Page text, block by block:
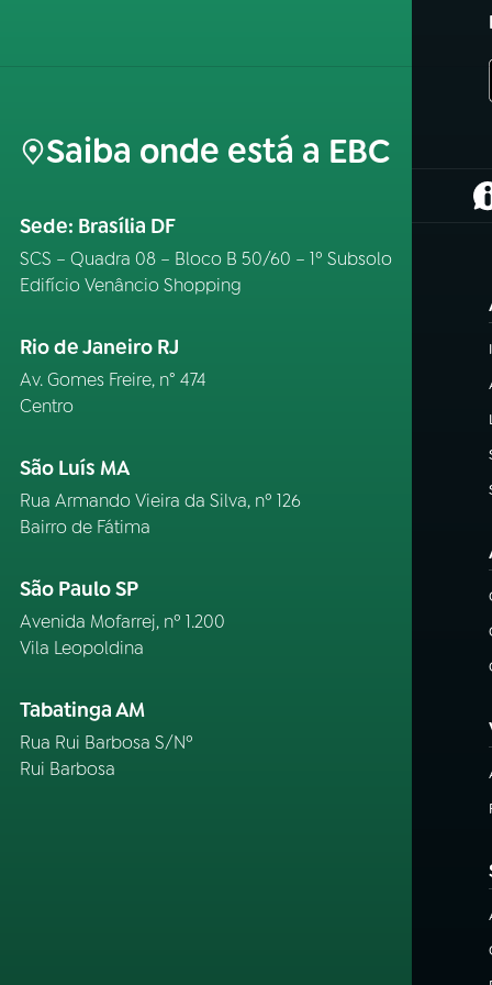
Saiba onde está a EBC
Sede: Brasília DF
SCS – Quadra 08 – Bloco B 50/60 – 1º Subsolo
Edifício Venâncio Shopping
Rio de Janeiro RJ
Av. Gomes Freire, n° 474
Centro
São Luís MA
Rua Armando Vieira da Silva, nº 126
Bairro de Fátima
São Paulo SP
Avenida Mofarrej, nº 1.200
Vila Leopoldina
Tabatinga AM
Rua Rui Barbosa S/Nº
Rui Barbosa